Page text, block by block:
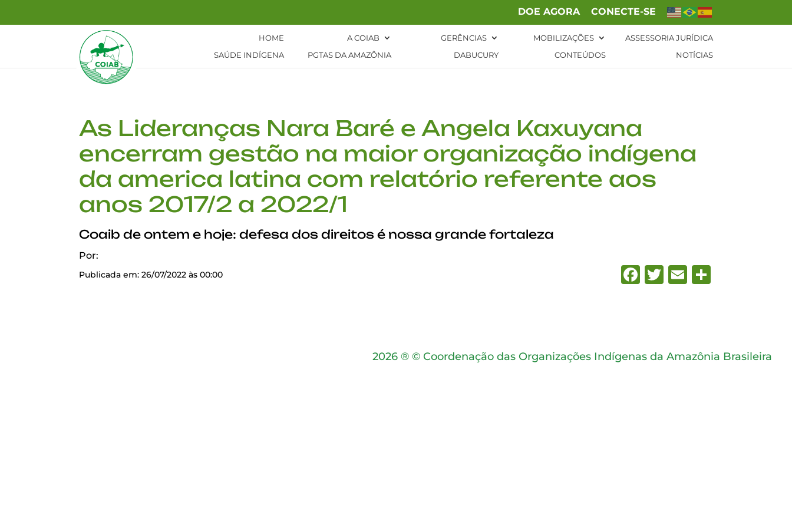
DOE AGORA CONECTE-SE
HOME A COIAB GERÊNCIAS MOBILIZAÇÕES
ASSESSORIA JURÍDICA
SAÚDE INDÍGENA
PGTAS DA AMAZÔNIA DABUCURY CONTEÚDOS NOTÍCIAS
As Lideranças Nara Baré e Angela Kaxuyana
encerram gestão na maior organização indígena
da america latina com relatório referente aos
anos 2017/2 a 2022/1
Coaib de ontem e hoje: defesa dos direitos é nossa grande fortaleza
Por:
Publicada em: 26/07/2022 às 00:00 Facebook
Twitter
EmailShare
2026 ® © Coordenação das Organizações Indígenas da Amazônia Brasileira